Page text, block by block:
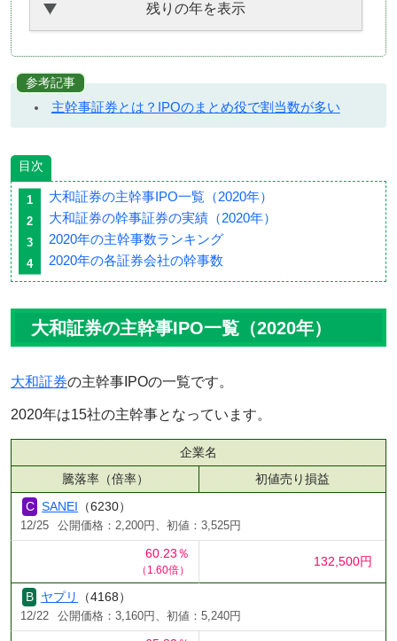
残りの年を表示
参考記事
主幹事証券とは？IPOのまとめ役で割当数が多い
目次
大和証券の主幹事IPO一覧（2020年）
大和証券の幹事証券の実績（2020年）
2020年の主幹事数ランキング
2020年の各証券会社の幹事数
大和証券の主幹事IPO一覧（2020年）
大和証券の主幹事IPOの一覧です。
2020年は15社の主幹事となっています。
企業名
騰落率（倍率）
初値売り損益
SANEI （6230）
12/25 公開価格：2,200円、初値：3,525円
60.23％
（1.60倍）
132,500円
ヤプリ （4168）
12/22 公開価格：3,160円、初値：5,240円